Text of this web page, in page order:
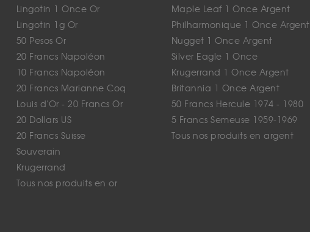
Lingotin 1 Once Or
Lingotin 1g Or
50 Pesos Or
20 Francs Napoléon
10 Francs Napoléon
20 Francs Marianne Coq
Louis d'Or - 20 Francs Or
20 Dollars US
20 Francs Suisse
Souverain
Krugerrand
Tous nos produits en or
Maple Leaf 1 Once Argent
Philharmonique 1 Once Argent
Nugget 1 Once Argent
Silver Eagle 1 Once
Krugerrand 1 Once Argent
Britannia 1 Once Argent
50 Francs Hercule 1974 - 1980
5 Francs Semeuse 1959-1969
Tous nos produits en argent